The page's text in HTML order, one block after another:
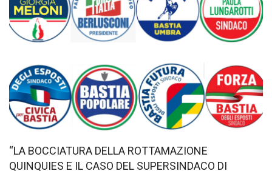
“LA BOCCIATURA DELLA ROTTAMAZIONE
QUINQUIES E IL CASO DEL SUPERSINDACO DI